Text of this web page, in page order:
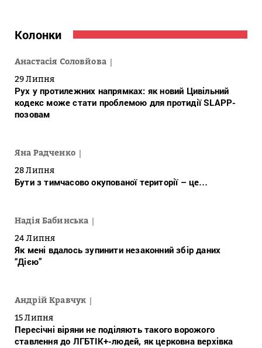
Колонки
Анастасія Соловйова
29 Липня
Рух у протилежних напрямках: як новий Цивільний
кодекс може стати проблемою для протидії SLAPP-
позовам
Яна Радченко
28 Липня
Бути з тимчасово окупованої території – це…
Надія Бабинська
24 Липня
Як мені вдалось зупинити незаконний збір даних
“Дією”
Андрій Кравчук
15 Липня
Пересічні віряни не поділяють такого ворожого
ставлення до ЛГБТІК+-людей, як церковна верхівка